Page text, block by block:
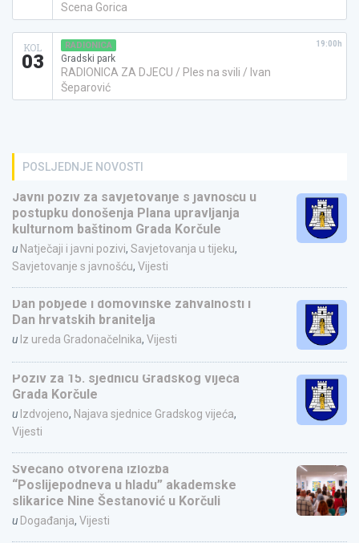
Scena Gorica
KOL
03
RADIONICA
Gradski park
RADIONICA ZA DJECU / Ples na svili / Ivan
Šeparović
19:00h
POSLJEDNJE NOVOSTI
Javni poziv za savjetovanje s javnošću u
postupku donošenja Plana upravljanja
kulturnom baštinom Grada Korčule
u Natječaji i javni pozivi, Savjetovanja u tijeku,
Savjetovanje s javnošću, Vijesti
Dan pobjede i domovinske zahvalnosti i
Dan hrvatskih branitelja
u Iz ureda Gradonačelnika, Vijesti
Poziv za 15. sjednicu Gradskog vijeća
Grada Korčule
u Izdvojeno, Najava sjednice Gradskog vijeća,
Vijesti
Svečano otvorena izložba
“Poslijepodneva u hladu” akademske
slikarice Nine Šestanović u Korčuli
u Događanja, Vijesti